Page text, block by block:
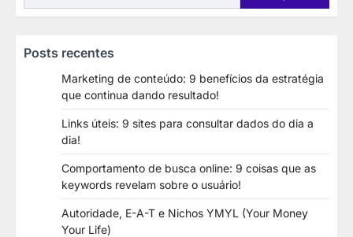
Posts recentes
Marketing de conteúdo: 9 benefícios da estratégia
que continua dando resultado!
Links úteis: 9 sites para consultar dados do dia a
dia!
Comportamento de busca online: 9 coisas que as
keywords revelam sobre o usuário!
Autoridade, E-A-T e Nichos YMYL (Your Money
Your Life)